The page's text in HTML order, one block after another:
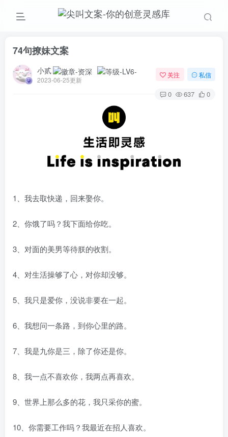
74句撩妹文案
小贰
2023-06-25更新
关注 私信
0 637 0
1、我去取快递，回来娶你。
2、你饿了吗？我下面给你吃。
3、对面的美男等待朕的收割。
4、对生活操够了心，对你却没够。
5、我只是爱你，没说非要在一起。
6、我想问一条路，到你心里的路。
7、我是九你是三，除了你还是你。
8、我一点不喜欢你，我两点再喜欢。
9、世界上那么多的花，我只采你的蜜。
10、你需要工作吗？我最近在招人喜欢。